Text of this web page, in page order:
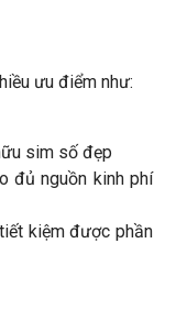
ưu điểm như:
sim số đẹp
đủ nguồn kinh phí
kiệm được phần